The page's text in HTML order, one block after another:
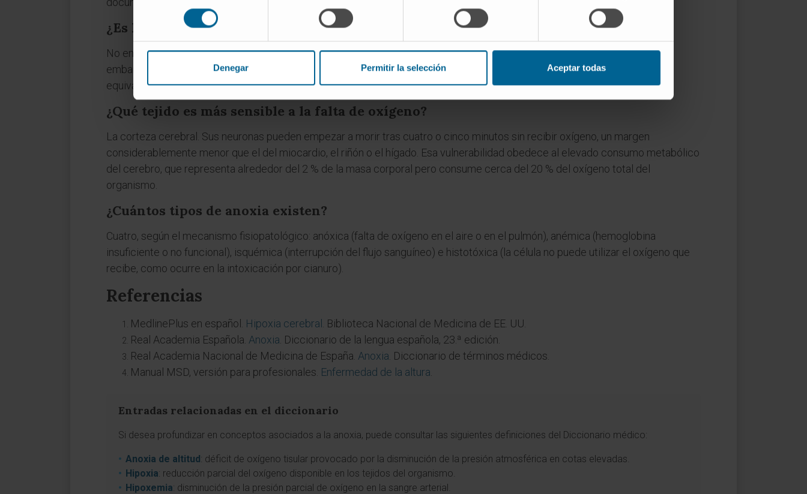
consentimiento
Denegar Permitir la selección Aceptar todas
¿Es lo mismo anoxia que hipoxia?
No en sentido estricto. La hipoxia implica una reducción parcial del oxígeno en los tejidos; la anoxia, su ausencia total. Sin
embargo, muchos textos clínicos emplean ambos términos de forma intercambiable, y la propia RAE acepta anoxia como
equivalente de hipoxia en una de sus acepciones. Depende del contexto.
¿Qué tejido es más sensible a la falta de oxígeno?
La corteza cerebral. Sus neuronas pueden empezar a morir tras cuatro o cinco minutos sin recibir oxígeno, un margen
considerablemente menor que el del miocardio, el riñón o el hígado. Esa vulnerabilidad obedece al elevado consumo metabólico
del cerebro, que representa alrededor del 2 % de la masa corporal pero consume cerca del 20 % del oxígeno total del
organismo.
¿Cuántos tipos de anoxia existen?
Cuatro, según el mecanismo fisiopatológico: anóxica (falta de oxígeno en el aire o en el pulmón), anémica (hemoglobina
insuficiente o no funcional), isquémica (interrupción del flujo sanguíneo) e histotóxica (la célula no puede utilizar el oxígeno que
recibe, como ocurre en la intoxicación por cianuro).
Referencias
MedlinePlus en español. Hipoxia cerebral
. Biblioteca Nacional de Medicina de EE. UU.
Real Academia Española. Anoxia . Diccionario de la lengua española, 23.ª edición.
Real Academia Nacional de Medicina de España. Anoxia . Diccionario de términos médicos.
Manual MSD, versión para profesionales. Enfermedad de la altura
Entradas relacionadas en el diccionario
Si desea profundizar en conceptos asociados a la anoxia, puede consultar las siguientes definiciones del Diccionario médico:
Anoxia de altitud: déficit de oxígeno tisular provocado por la disminución de la presión atmosférica en cotas elevadas.
Hipoxia: reducción parcial del oxígeno disponible en los tejidos del organismo.
Hipoxemia: disminución de la presión parcial de oxígeno en la sangre arterial.